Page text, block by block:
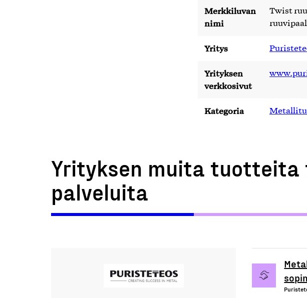
Merkkiluvan
nimi
Twist
Yritys
Yrityksen
verkkosivut
Kategoria
Yrityksen muita tuotteita
palveluita